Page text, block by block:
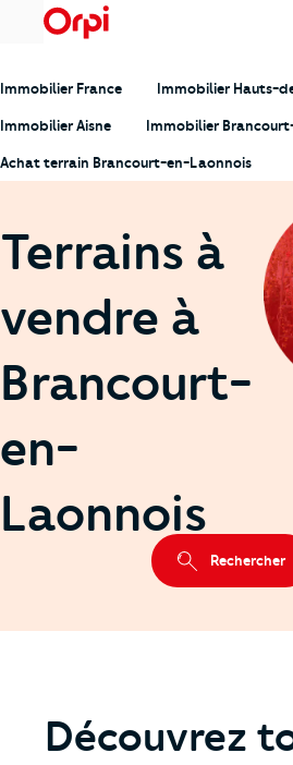
menu
Immobilier France Immobilier Hauts-
Immobilier Aisne Immobilier
Achat terrain Brancourt-en-Laonnois
Terrains à
vendre à
Brancourt-
en-
Laonnois
Rechercher
Découvrez